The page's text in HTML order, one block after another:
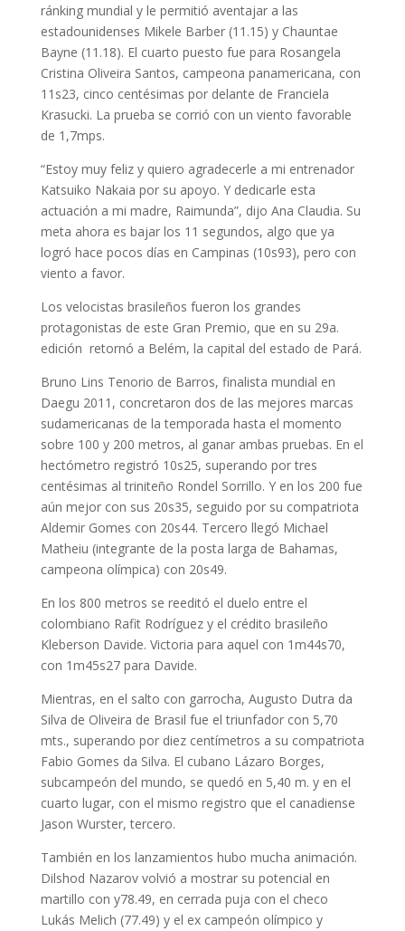
ránking mundial y le permitió aventajar a las
estadounidenses Mikele Barber (11.15) y Chauntae
Bayne (11.18). El cuarto puesto fue para Rosangela
Cristina Oliveira Santos, campeona panamericana, con
11s23, cinco centésimas por delante de Franciela
Krasucki. La prueba se corrió con un viento favorable
de 1,7mps.
“Estoy muy feliz y quiero agradecerle a mi entrenador
Katsuiko Nakaia por su apoyo. Y dedicarle esta
actuación a mi madre, Raimunda”, dijo Ana Claudia. Su
meta ahora es bajar los 11 segundos, algo que ya
logró hace pocos días en Campinas (10s93), pero con
viento a favor.
Los velocistas brasileños fueron los grandes
protagonistas de este Gran Premio, que en su 29a.
edición retornó a Belém, la capital del estado de Pará.
Bruno Lins Tenorio de Barros, finalista mundial en
Daegu 2011, concretaron dos de las mejores marcas
sudamericanas de la temporada hasta el momento
sobre 100 y 200 metros, al ganar ambas pruebas. En el
hectómetro registró 10s25, superando por tres
centésimas al triniteño Rondel Sorrillo. Y en los 200 fue
aún mejor con sus 20s35, seguido por su compatriota
Aldemir Gomes con 20s44. Tercero llegó Michael
Matheiu (integrante de la posta larga de Bahamas,
campeona olímpica) con 20s49.
En los 800 metros se reeditó el duelo entre el
colombiano Rafit Rodríguez y el crédito brasileño
Kleberson Davide. Victoria para aquel con 1m44s70,
con 1m45s27 para Davide.
Mientras, en el salto con garrocha, Augusto Dutra da
Silva de Oliveira de Brasil fue el triunfador con 5,70
mts., superando por diez centímetros a su compatriota
Fabio Gomes da Silva. El cubano Lázaro Borges,
subcampeón del mundo, se quedó en 5,40 m. y en el
cuarto lugar, con el mismo registro que el canadiense
Jason Wurster, tercero.
También en los lanzamientos hubo mucha animación.
Dilshod Nazarov volvió a mostrar su potencial en
martillo con y78.49, en cerrada puja con el checo
Lukás Melich (77.49) y el ex campeón olímpico y